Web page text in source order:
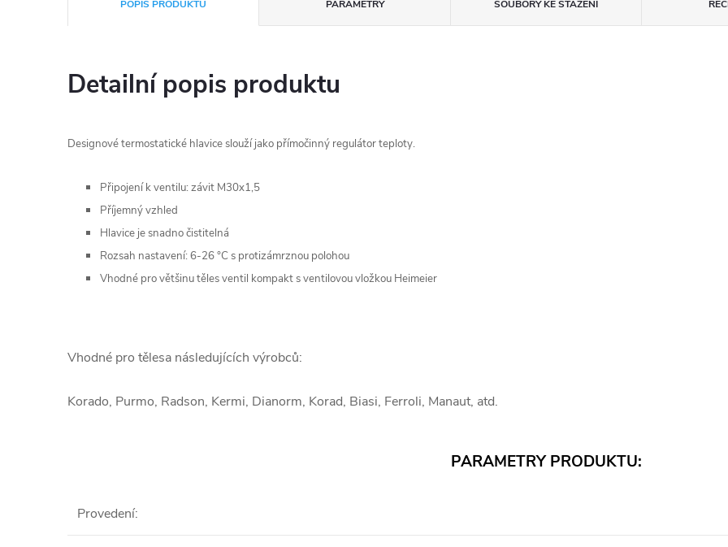
POPIS PRODUKTU PARAMETRY SOUBORY KE STAŽENÍ
Detailní popis produktu
Designové termostatické hlavice slouží jako přímočinný regulátor teploty.
Připojení k ventilu: závit M30x1,5
Příjemný vzhled
Hlavice je snadno čistitelná
Rozsah nastavení: 6-26 °C s protizámrznou polohou
Vhodné pro většinu těles ventil kompakt s ventilovou vložkou Heimeier
Vhodné pro tělesa následujících výrobců:
Korado, Purmo, Radson, Kermi, Dianorm, Korad, Biasi, Ferroli, Manaut, atd.
PARAMETRY PRODUKTU:
Provedení: